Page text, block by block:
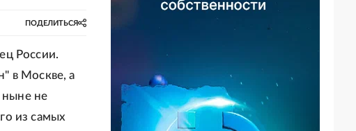
ПОДЕЛИТЬСЯ
России.
в Москве, а
ныне не
из самых